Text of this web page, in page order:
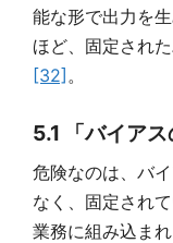
能な形で出力を
ほど、固定され
[32] 。
5.1 「バイア
危険なのは、バ
なく、固定され
業務に組み込ま